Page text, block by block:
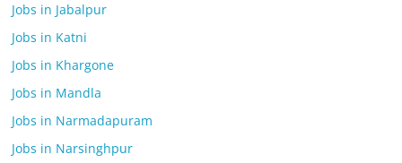
Jobs in Jabalpur
Jobs in Katni
Jobs in Khargone
Jobs in Mandla
Jobs in Narmadapuram
Jobs in Narsinghpur